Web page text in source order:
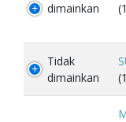
dimainkan
Tidak
dimainkan